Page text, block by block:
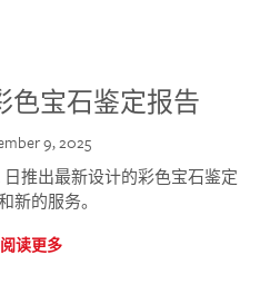
色宝石鉴定报告
9, 2025
推出最新设计的彩色宝石鉴定
新的服务。
阅读更多